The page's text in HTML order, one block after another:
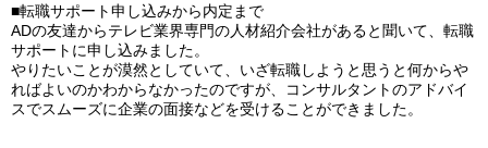
■転職サポート申し込みから内定まで
ADの友達からテレビ業界専門の人材紹介会社があると聞いて、転職
サポートに申し込みました。
やりたいことが漠然としていて、いざ転職しようと思うと何からや
ればよいのかわからなかったのですが、コンサルタントのアドバイ
スでスムーズに企業の面接などを受けることができました。